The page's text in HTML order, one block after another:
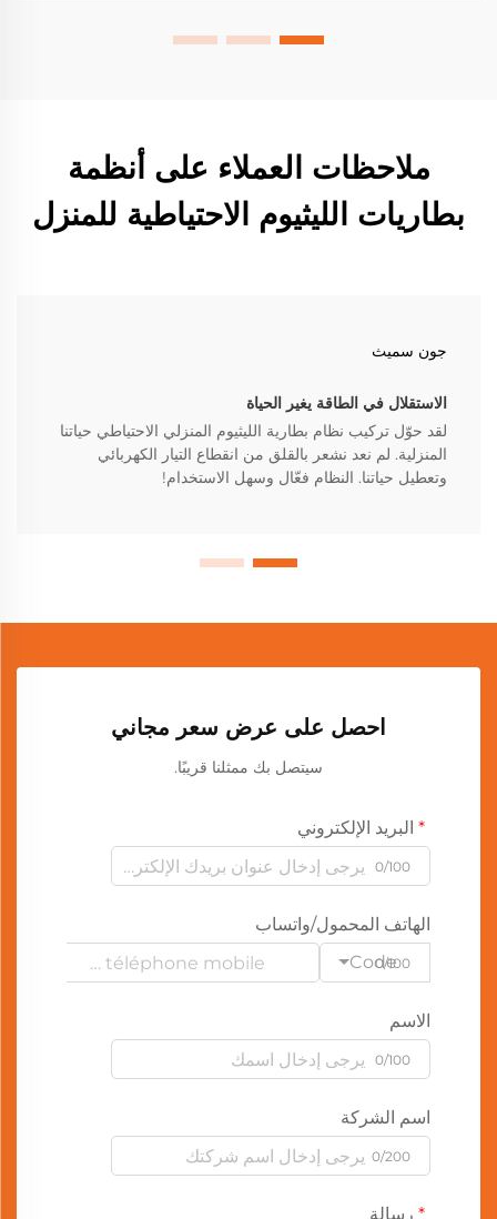
ملاحظات العملاء على أنظمة
بطاريات الليثيوم الاحتياطية للمنزل
جون سميث
الاستقلال في الطاقة يغير الحياة
لقد حوّل تركيب نظام بطارية الليثيوم المنزلي الاحتياطي حياتنا
المنزلية. لم نعد نشعر بالقلق من انقطاع التيار الكهربائي
وتعطيل حياتنا. النظام فعّال وسهل الاستخدام!
احصل على عرض سعر مجاني
سيتصل بك ممثلنا قريبًا.
البريد الإلكتروني
0/100
الهاتف المحمول/واتساب
Code
0/100
الاسم
0/100
اسم الشركة
0/200
رسالة